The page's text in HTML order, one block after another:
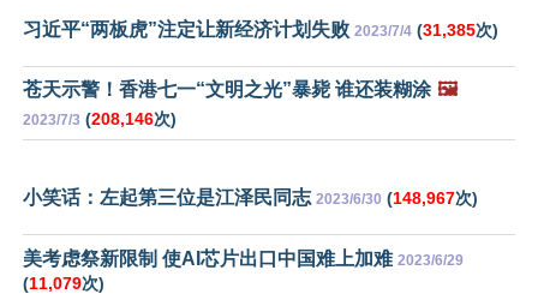
习近平“两板虎”注定让新经济计划失败 2023/7/4 (31,385次)
苍天示警！香港七一“文明之光”暴毙 谁还装糊涂 🖼️
2023/7/3 (208,146次)
小笑话：左起第三位是江泽民同志 2023/6/30 (148,967次)
美考虑祭新限制 使AI芯片出口中国难上加难 2023/6/29
(11,079次)